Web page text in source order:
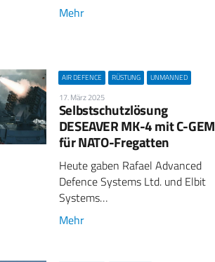
Mehr
AIR DEFENCE RÜSTUNG UNMANNED
17. März 2025
Selbstschutzlösung
DESEAVER MK-4 mit C-GEM
für NATO-Fregatten
Heute gaben Rafael Advanced
Defence Systems Ltd. und Elbit
Systems…
Mehr